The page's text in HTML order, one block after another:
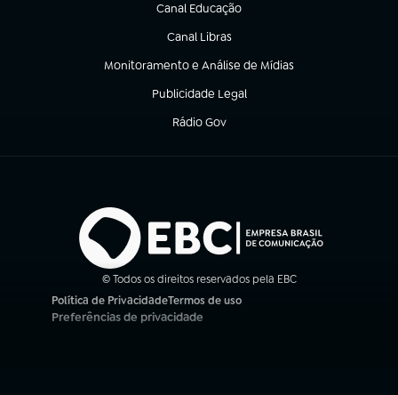
Canal Educação
(abre em nova aba)
Canal Libras
(abre em nova aba)
Monitoramento e Análise de Mídias
(abre em nova aba)
Publicidade Legal
(abre em nova aba)
Rádio Gov
(abre em nova aba)
© Todos os direitos reservados pela EBC
Política de Privacidade
(abre em nova aba)
Termos de uso
(abre em nova aba)
Preferências de privacidade